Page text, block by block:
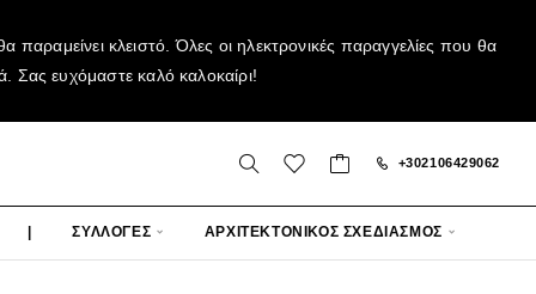
κλειστό. Όλες οι ηλεκτρονικές παραγγελίες που θα
Σας ευχόμαστε καλό καλοκαίρι!
+302106429062
| ΣΥΛΛΟΓΕΣ ΑΡΧΙΤΕΚΤΟΝΙΚΟΣ ΣΧΕΔΙΑΣΜΟΣ